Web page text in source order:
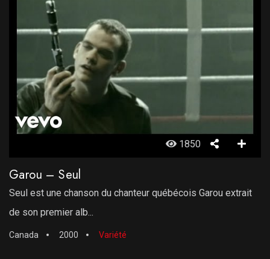
1850
Garou – Seul
Seul est une chanson du chanteur québécois Garou extrait
de son premier alb...
Canada 2000 Variété